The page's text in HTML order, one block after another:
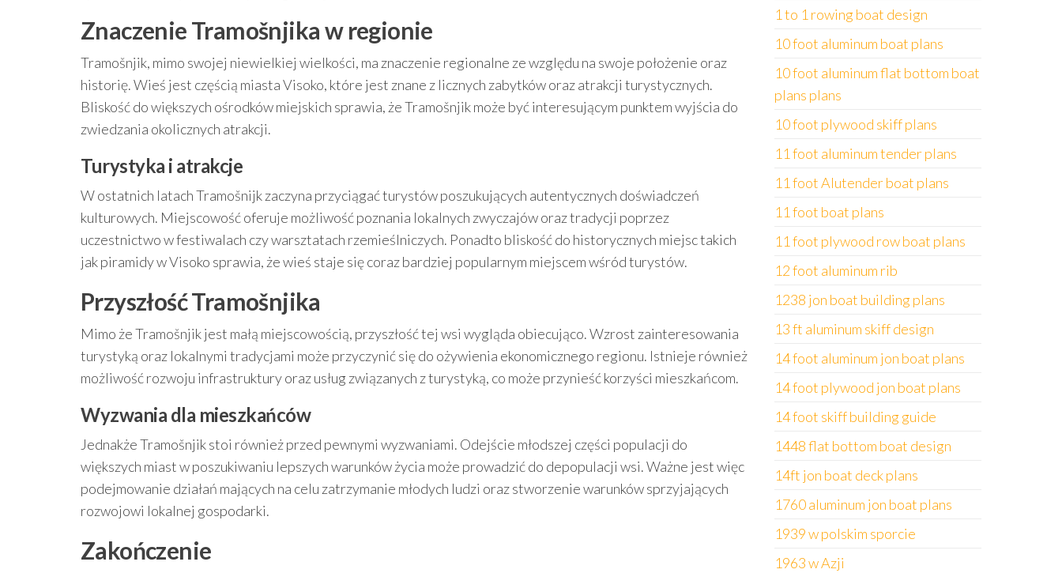
Znaczenie Tramošnjika w regionie
Tramošnjik, mimo swojej niewielkiej wielkości, ma znaczenie regionalne ze względu na swoje położenie oraz
historię. Wieś jest częścią miasta Visoko, które jest znane z licznych zabytków oraz atrakcji turystycznych.
Bliskość do większych ośrodków miejskich sprawia, że Tramošnjik może być interesującym punktem wyjścia do
zwiedzania okolicznych atrakcji.
Turystyka i atrakcje
W ostatnich latach Tramošnijk zaczyna przyciągać turystów poszukujących autentycznych doświadczeń
kulturowych. Miejscowość oferuje możliwość poznania lokalnych zwyczajów oraz tradycji poprzez
uczestnictwo w festiwalach czy warsztatach rzemieślniczych. Ponadto bliskość do historycznych miejsc takich
jak piramidy w Visoko sprawia, że wieś staje się coraz bardziej popularnym miejscem wśród turystów.
Przyszłość Tramošnjika
Mimo że Tramošnjik jest małą miejscowością, przyszłość tej wsi wygląda obiecująco. Wzrost zainteresowania
turystyką oraz lokalnymi tradycjami może przyczynić się do ożywienia ekonomicznego regionu. Istnieje również
możliwość rozwoju infrastruktury oraz usług związanych z turystyką, co może przynieść korzyści mieszkańcom.
Wyzwania dla mieszkańców
Jednakże Tramošnjik stoi również przed pewnymi wyzwaniami. Odejście młodszej części populacji do
większych miast w poszukiwaniu lepszych warunków życia może prowadzić do depopulacji wsi. Ważne jest więc
podejmowanie działań mających na celu zatrzymanie młodych ludzi oraz stworzenie warunków sprzyjających
rozwojowi lokalnej gospodarki.
Zakończenie
1 to 1 rowing boat design
10 foot aluminum boat plans
10 foot aluminum flat bottom boat
plans plans
10 foot plywood skiff plans
11 foot aluminum tender plans
11 foot Alutender boat plans
11 foot boat plans
11 foot plywood row boat plans
12 foot aluminum rib
1238 jon boat building plans
13 ft aluminum skiff design
14 foot aluminum jon boat plans
14 foot plywood jon boat plans
14 foot skiff building guide
1448 flat bottom boat design
14ft jon boat deck plans
1760 aluminum jon boat plans
1939 w polskim sporcie
1963 w Azji